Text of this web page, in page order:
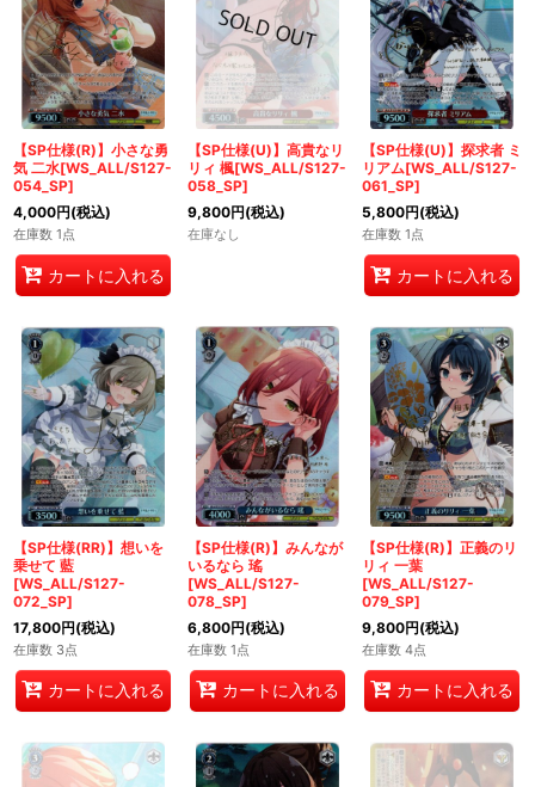
【SP仕様(R)】小さな勇
気 二水[WS_ALL/S127-
054_SP]
4,000円(税込)
在庫数 1点
カートに入れる
【SP仕様(U)】高貴なリ
リィ 楓[WS_ALL/S127-
058_SP]
9,800円(税込)
在庫なし
【SP仕様(U)】探求者 ミ
リアム[WS_ALL/S127-
061_SP]
5,800円(税込)
在庫数 1点
カートに入れる
【SP仕様(RR)】想いを
乗せて 藍
[WS_ALL/S127-
072_SP]
17,800円(税込)
在庫数 3点
カートに入れる
【SP仕様(R)】みんなが
いるなら 瑤
[WS_ALL/S127-
078_SP]
6,800円(税込)
在庫数 1点
カートに入れる
【SP仕様(R)】正義のリ
リィ 一葉
[WS_ALL/S127-
079_SP]
9,800円(税込)
在庫数 4点
カートに入れる